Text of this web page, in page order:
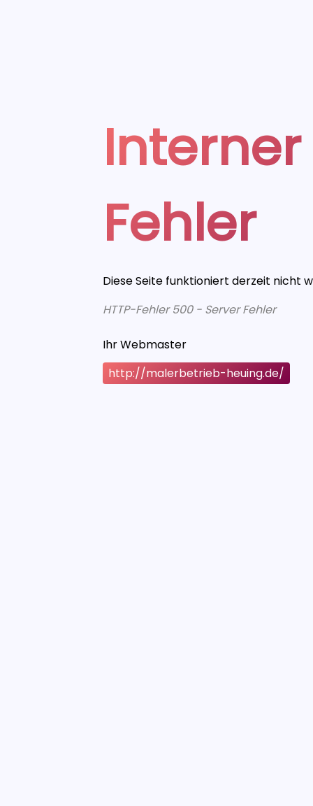
Fehler
Diese Seite funktioniert derzeit nicht
HTTP-Fehler 500 - Server Fehler
Ihr Webmaster
http://malerbetrieb-heuing.de/